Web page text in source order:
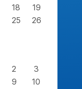
18
19
25
26
2
3
9
10